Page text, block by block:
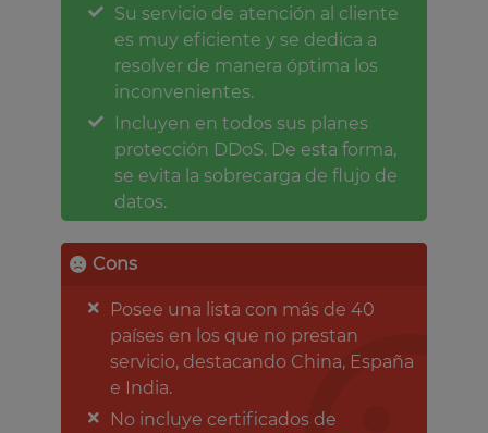
Su servicio de atención al cliente
es muy eficiente y se dedica a
resolver de manera óptima los
inconvenientes.
Incluyen en todos sus planes
protección DDoS. De esta forma,
se evita la sobrecarga de flujo de
datos.
Cons
Posee una lista con más de 40
países en los que no prestan
servicio, destacando China, España
e India.
No incluye certificados de